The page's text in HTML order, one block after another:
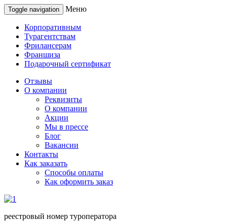
Toggle navigation Меню
Корпоративным
Турагентствам
Фрилансерам
Франшиза
Подарочный сертификат
Отзывы
О компании
Реквизиты
О компании
Акции
Мы в прессе
Блог
Вакансии
Контакты
Как заказать
Способы оплаты
Как оформить заказ
реестровый номер туроператора